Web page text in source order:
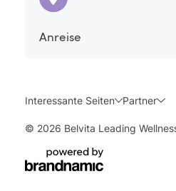
Anreise
Interessante Seiten Partner
© 2026 Belvita Leading